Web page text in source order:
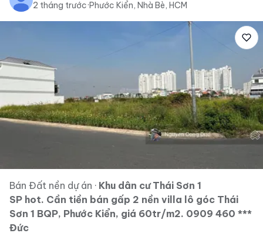
2 tháng trước·Phước Kiển, Nhà Bè, HCM
Bán Đất nền dự án · Khu dân cư Thái Sơn 1
SP hot. Cần tiền bán gấp 2 nền villa lô góc Thái
Sơn 1 BQP, Phước Kiển, giá 60tr/m2. 0909 460 ***
Đức